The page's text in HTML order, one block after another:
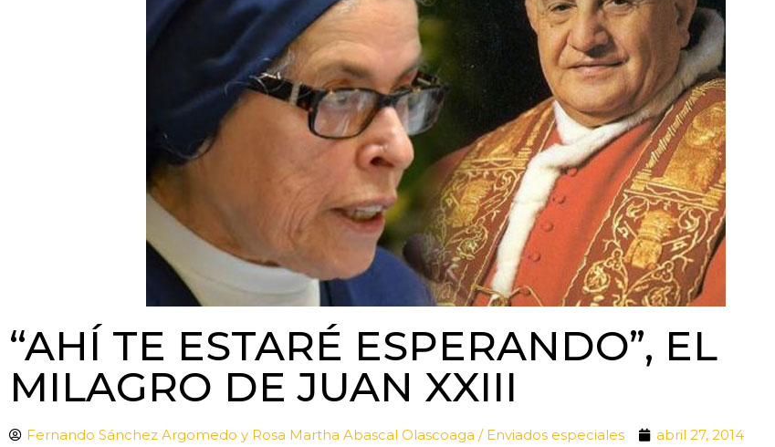
“AHÍ TE ESTARÉ ESPERANDO”, EL
MILAGRO DE JUAN XXIII
Fernando Sánchez Argomedo y Rosa Martha Abascal Olascoaga / Enviados especiales abril 27, 2014